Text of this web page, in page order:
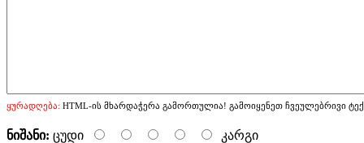
ყურადღება: HTML-ის მხარდაჭერა გამორთულია! გამოიყენეთ ჩვეულებრივი
ნიშანი: ცუდი კარგი